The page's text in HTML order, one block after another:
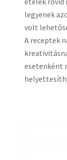
legyenek
volt
A receptek
esetenként